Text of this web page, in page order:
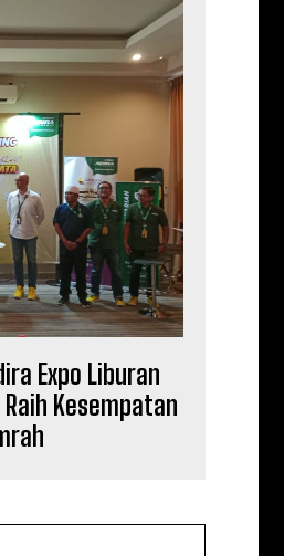
Expo Liburan
Kesempatan